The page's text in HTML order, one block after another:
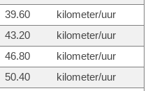
39.60
kilometer/uur
43.20
kilometer/uur
46.80
kilometer/uur
50.40
kilometer/uur